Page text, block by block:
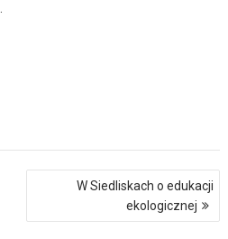
W Siedliskach o edukacji
ekologicznej